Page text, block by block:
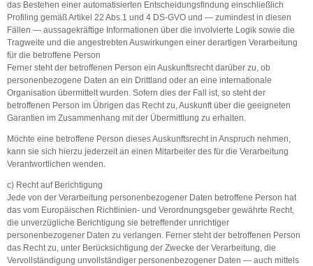
das Bestehen einer automatisierten Entscheidungsfindung einschließlich
Profiling gemäß Artikel 22 Abs.1 und 4 DS-GVO und — zumindest in diesen
Fällen — aussagekräftige Informationen über die involvierte Logik sowie die
Tragweite und die angestrebten Auswirkungen einer derartigen Verarbeitung
für die betroffene Person
Ferner steht der betroffenen Person ein Auskunftsrecht darüber zu, ob
personenbezogene Daten an ein Drittland oder an eine internationale
Organisation übermittelt wurden. Sofern dies der Fall ist, so steht der
betroffenen Person im Übrigen das Recht zu, Auskunft über die geeigneten
Garantien im Zusammenhang mit der Übermittlung zu erhalten.
Möchte eine betroffene Person dieses Auskunftsrecht in Anspruch nehmen,
kann sie sich hierzu jederzeit an einen Mitarbeiter des für die Verarbeitung
Verantwortlichen wenden.
c) Recht auf Berichtigung
Jede von der Verarbeitung personenbezogener Daten betroffene Person hat
das vom Europäischen Richtlinien- und Verordnungsgeber gewährte Recht,
die unverzügliche Berichtigung sie betreffender unrichtiger
personenbezogener Daten zu verlangen. Ferner steht der betroffenen Person
das Recht zu, unter Berücksichtigung der Zwecke der Verarbeitung, die
Vervollständigung unvollständiger personenbezogener Daten — auch mittels